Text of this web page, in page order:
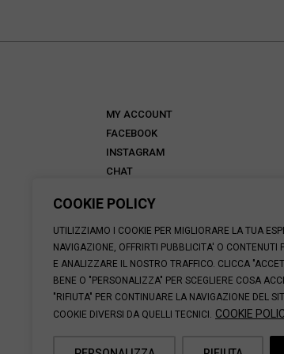
COOKIE POLICY
UTILIZZIAMO I COOKIE PER MIGLIORARE LA TUA
NAVIGAZIONE, OFFRIRTI PUBBLICITA' O CONTENUTI
E ANALIZZARE IL NOSTRO TRAFFICO. CLICCA
BENE O "PERSONALIZZA" PER SCEGLIERE COSA
"RIFIUTA" PER CONTINUARE LA NAVIGAZIONE DEL
COOKIE DIVERSI DA QUELLI TECNICI. COOKIE
MY ACCOUNT
FACEBOOK
INSTAGRAM
CHAT
ANTICA TALKS
ABOUT
© 2026 CALZATURIFICIO F.LLI SOLDINI
SUPPORT@ANTICACUOIERIA.IT| +